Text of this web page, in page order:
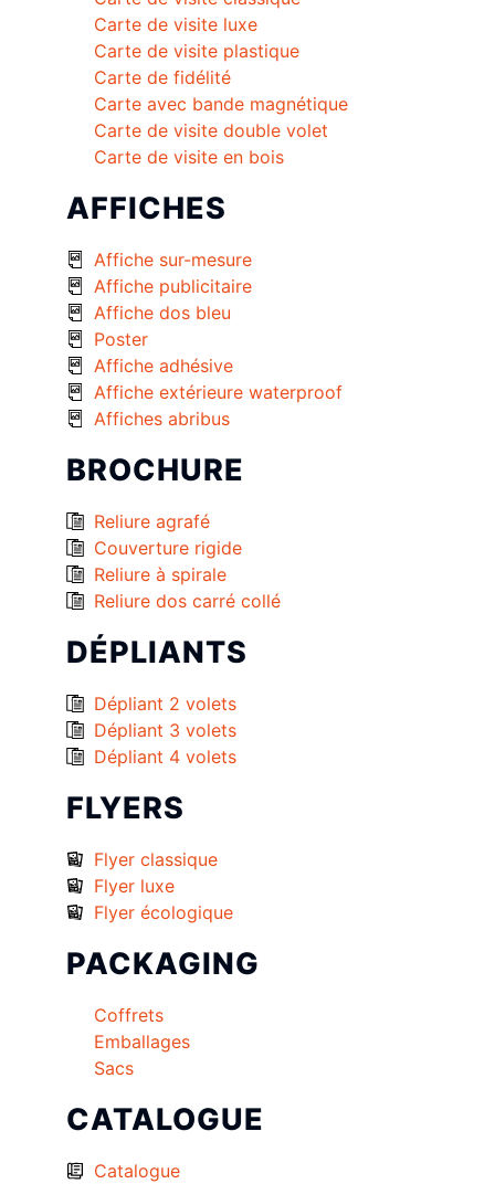
Carte de visite luxe
Carte de visite plastique
Carte de fidélité
Carte avec bande magnétique
Carte de visite double volet
Carte de visite en bois
AFFICHES
Affiche sur-mesure
Affiche publicitaire
Affiche dos bleu
Poster
Affiche adhésive
Affiche extérieure waterproof
Affiches abribus
BROCHURE
Reliure agrafé
Couverture rigide
Reliure à spirale
Reliure dos carré collé
DÉPLIANTS
Dépliant 2 volets
Dépliant 3 volets
Dépliant 4 volets
FLYERS
Flyer classique
Flyer luxe
Flyer écologique
PACKAGING
Coffrets
Emballages
Sacs
CATALOGUE
Catalogue